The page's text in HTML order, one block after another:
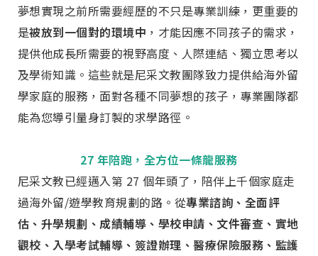
夢想實現之前所需要經歷的不只是專業訓練，更重要的
是被放到一個對的環境中 ，才能因應不同孩子的需求，
提供他成長所需要的視野高度、人際連結、獨立思考以
及學術知識。這些就是尼采文教團隊致力提供給海外留
學家庭的服務，面對各種不同夢想的孩子，專業團隊都
能為您導引量身訂製的求學路徑。
27 年陪跑，全方位一條龍服務
尼采文教已經邁入第 27 個年頭了，陪伴上千個家庭走
過海外留/遊學教育規劃的路。從專業諮詢、全面評
估、升學規劃、成績輔導、學校申請、文件審查、實地
觀校、入學考試輔導、簽證辦理、醫療保險服務、監護